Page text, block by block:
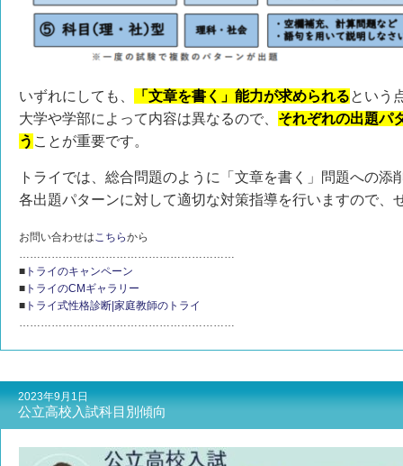
いずれにしても、 「文章を書く」能力が求められるという
大学や学部によって内容は異なるので、 それぞれの出題パ
う ことが重要です。
トライでは、総合問題のように「文章を書く」問題への添
各出題パターンに対して適切な対策指導を行いますので、
お問い合わせはこちらから
……………………………………………………
■ トライのキャンペーン
■ トライのCMギャラリー
■ トライ式性格診断|家庭教師のトライ
……………………………………………………
2023年9月1日
公立高校入試科目別傾向